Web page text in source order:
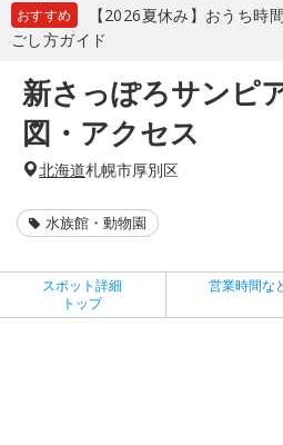
おすすめ
【2026夏休み】おうち時
ごし方ガイド
新さっぽろサンピ
図・アクセス
北海道札幌市厚別区
水族館・動物園
スポット詳細
トップ
営業時間な